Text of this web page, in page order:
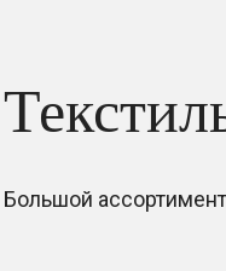
Большой